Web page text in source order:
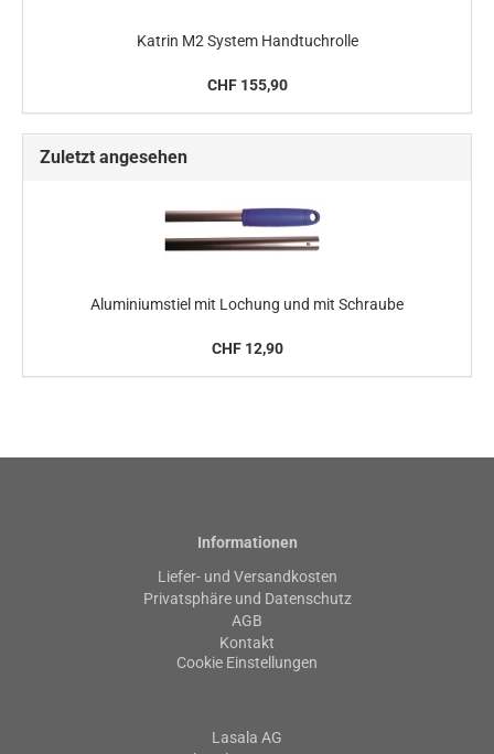
Katrin M2 System Handtuchrolle
CHF 155,90
Zuletzt angesehen
Aluminiumstiel mit Lochung und mit Schraube
CHF 12,90
Informationen
Liefer- und Versandkosten
Privatsphäre und Datenschutz
AGB
Kontakt
Cookie Einstellungen
Lasala AG